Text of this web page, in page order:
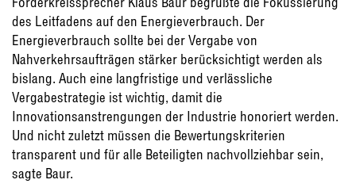
des Leitfadens auf den Energieverbrauch. Der
Energieverbrauch sollte bei der Vergabe von
Nahverkehrsaufträgen stärker berücksichtigt werden als
bislang. Auch eine langfristige und verlässliche
Vergabestrategie ist wichtig, damit die
Innovationsanstrengungen der Industrie honoriert werden.
Und nicht zuletzt müssen die Bewertungskriterien
transparent und für alle Beteiligten nachvollziehbar sein,
sagte Baur.